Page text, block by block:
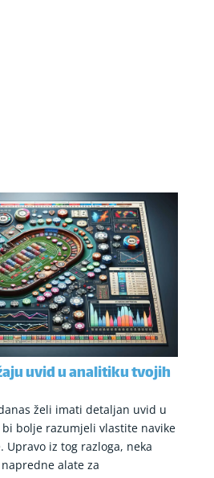
uvid u analitiku tvojih
želi imati detaljan uvid u
bolje razumjeli vlastite navike
iz tog razloga, neka
alate za